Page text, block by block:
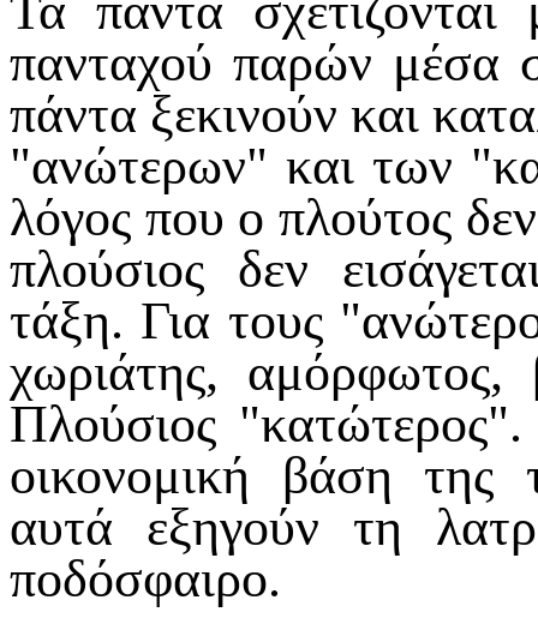
πανταχού παρών μέσα
πάντα ξεκινούν και
"ανώτερων" και των
λόγος που ο πλούτος
πλούσιος δεν
τάξη. Για τους
χωριάτης, αμόρφωτος,
Πλούσιος
οικονομική βάση
αυτά εξηγούν τη
ποδόσφαιρο.